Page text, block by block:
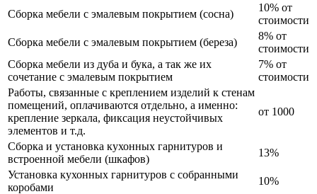
Сборка мебели с эмалевым покрытием (сосна)
10% от
стоимости
Сборка мебели с эмалевым покрытием (береза)
8% от
стоимости
Сборка мебели из дуба и бука, а так же их
сочетание с эмалевым покрытием
7% от
стоимости
Работы, связанные с креплением изделий к стенам
помещений, оплачиваются отдельно, а именно:
крепление зеркала, фиксация неустойчивых
элементов и т.д.
от 1000
Сборка и установка кухонных гарнитуров и
встроенной мебели (шкафов)
13%
Установка кухонных гарнитуров с собранными
коробами
10%